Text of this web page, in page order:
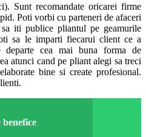
Sunt recomandate oricarei firme
Poti vorbi cu parteneri de afaceri
iti publice pliantul pe geamurile
sa le imparti fiecarui client ce a
cea mai buna forma de
atunci cand pe pliant alegi sa treci
bine si create profesional.